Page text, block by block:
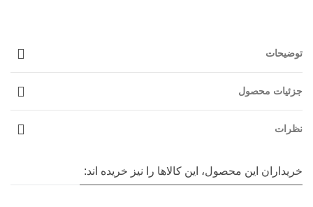
توضیحات
جزئیات محصول
نظرات
خریداران این محصول، این کالاها را نیز خریده اند: